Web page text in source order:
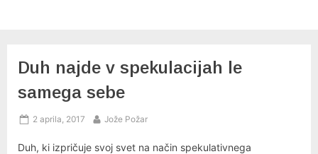
Duh najde v spekulacijah le
samega sebe
Posted
2 aprila, 2017 By
Jože Požar
Duh, ki izpričuje svoj svet na način spekulativnega